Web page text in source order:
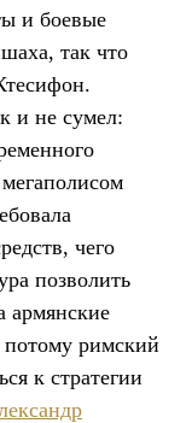
и боевые
так что
и не сумел:
чего
позволить
армянские
потому римский
к стратегии